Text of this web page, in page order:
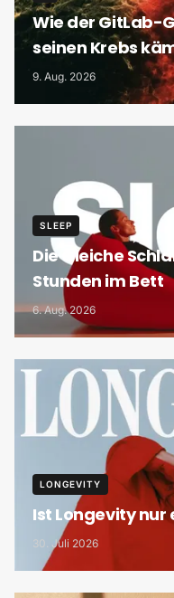
Wie der GitLab-
seinen Krebs
9. Aug. 2026
SLEEP
Die Gleiche
Stunden im Bett
6. Aug. 2026
LONGEVITY
Ist Longevity nur
30. Juli 2026